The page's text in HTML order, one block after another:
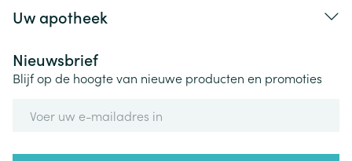
Uw apotheek
Nieuwsbrief
Blijf op de hoogte van nieuwe producten en promoties